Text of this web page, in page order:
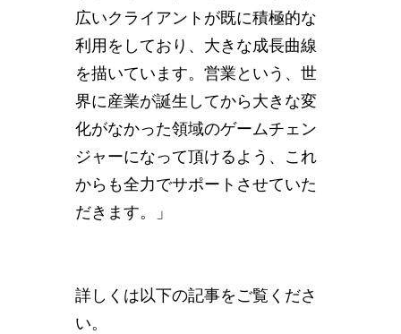
広いクライアントが既に積極的な
利用をしており、大きな成長曲線
を描いています。営業という、世
界に産業が誕生してから大きな変
化がなかった領域のゲームチェン
ジャーになって頂けるよう、これ
からも全力でサポートさせていた
だきます。」
詳しくは以下の記事をご覧くださ
い。